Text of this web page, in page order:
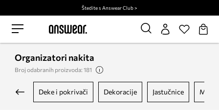
Štedite s Answear Club >
Organizatori nakita
Broj odabranih proizvoda: 181
deke i pokrivači dekoracije jastučnice